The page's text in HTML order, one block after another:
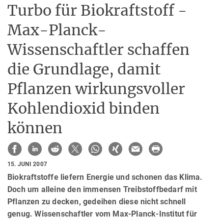
Turbo für Biokraftstoff -
Max-Planck-
Wissenschaftler schaffen
die Grundlage, damit
Pflanzen wirkungsvoller
Kohlendioxid binden
können
15. JUNI 2007
Biokraftstoffe liefern Energie und schonen das Klima.
Doch um alleine den immensen Treibstoffbedarf mit
Pflanzen zu decken, gedeihen diese nicht schnell
genug. Wissenschaftler vom Max-Planck-Institut für